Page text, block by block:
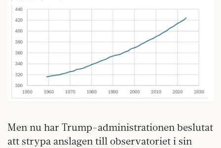
Men nu har Trump-administrationen beslutat
att strypa anslagen till observatoriet i sin